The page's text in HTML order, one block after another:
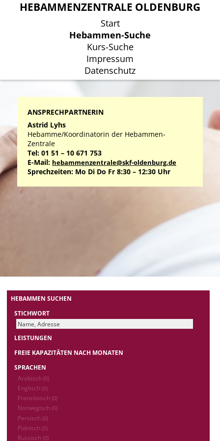
HEBAMMENZENTRALE OLDENBURG
Start
Hebammen-Suche
Kurs-Suche
Impressum
Datenschutz
HEBAMMENZENTRALE OLDENBURG
Start
Hebammen-Suche
Kurs-Suche
Impressum
Datenschutz
ANSPRECHPARTNERIN
Astrid Lyhs
Hebamme/Koordinatorin der Hebammen-
Zentrale
Tel: 01 51 – 10 671 753
E-Mail: hebammenzentrale@skf-oldenburg.de
Sprechzeiten: Mo Di Do Fr 8:30 – 12:30 Uhr
HEBAMMEN SUCHEN
STICHWORT
LEISTUNGEN
FREIE KAPAZITÄTEN NACH MONATEN
SPRACHEN
Arabisch (0)
Englisch (0)
Französisch (0)
Norwegisch (0)
Persisch (0)
Polnisch (0)
Russisch (0)